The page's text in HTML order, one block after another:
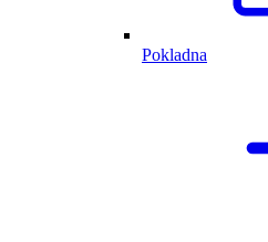
Pokladna